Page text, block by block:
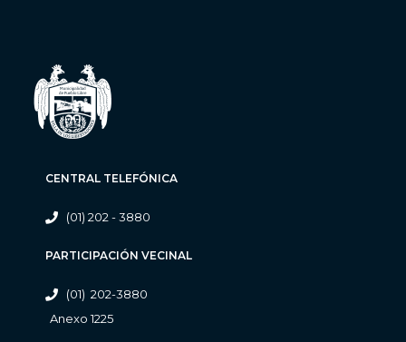
CENTRAL TELEFÓNICA
(01) 202 - 3880
PARTICIPACIÓN VECINAL
(01) 202-3880
Anexo 1225